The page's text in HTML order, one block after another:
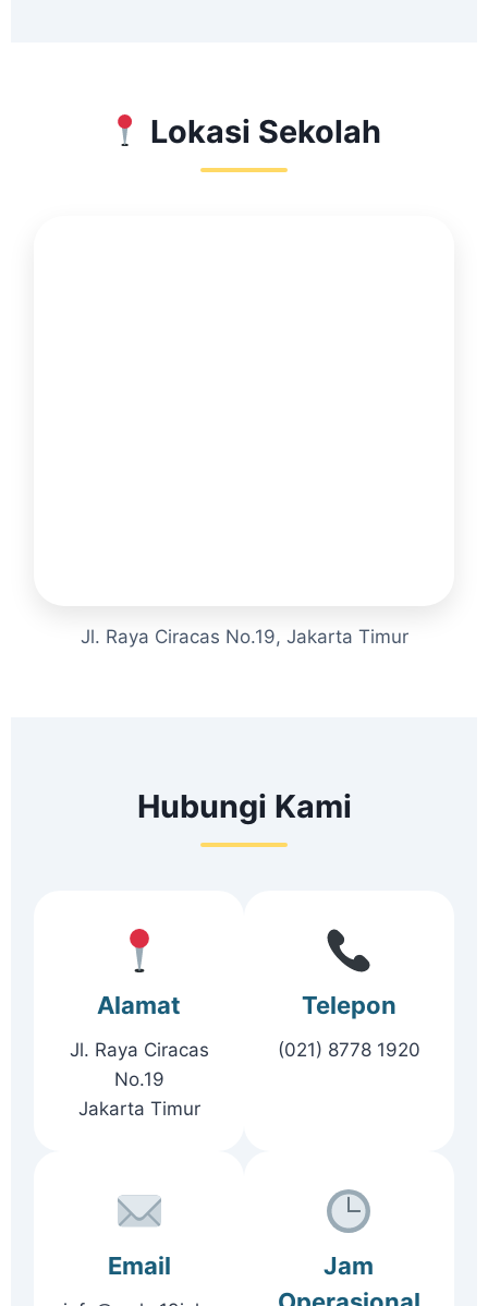
Lokasi Sekolah
Jl. Raya Ciracas No.19, Jakarta Timur
Hubungi Kami
Alamat
Jl. Raya Ciracas
No.19
Jakarta Timur
Telepon
(021) 8778 1920
Email
Jam